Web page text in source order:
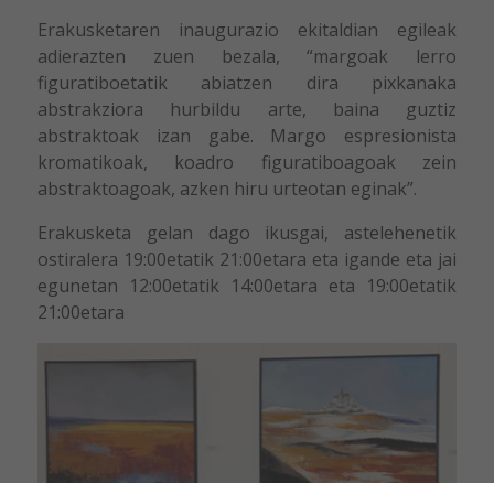
Erakusketaren inaugurazio ekitaldian egileak
adierazten zuen bezala, “margoak lerro
figuratiboetatik abiatzen dira pixkanaka
abstrakziora hurbildu arte, baina guztiz
abstraktoak izan gabe. Margo espresionista
kromatikoak, koadro figuratiboagoak zein
abstraktoagoak, azken hiru urteotan eginak”.
Erakusketa gelan dago ikusgai, astelehenetik
ostiralera 19:00etatik 21:00etara eta igande eta jai
egunetan 12:00etatik 14:00etara eta 19:00etatik
21:00etara